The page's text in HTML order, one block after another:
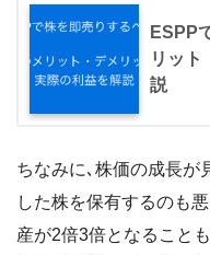
ESPP
リット
説
ちなみに､株価の成長が
した株を保有するのも
産が2倍3倍となること